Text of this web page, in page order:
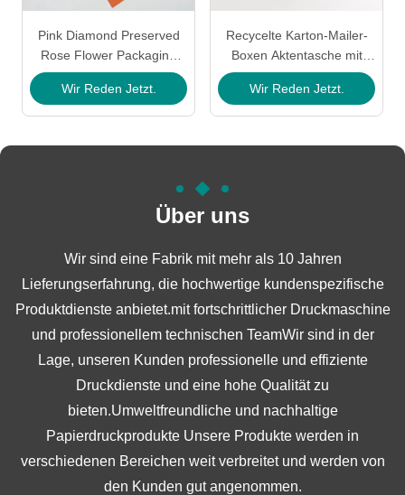
Pink Diamond Preserved
Rose Flower Packaging
Boxes Bouquet Box
Handmade
Wir Reden Jetzt.
Recycelte Karton-Mailer-
Boxen Aktentasche mit
Griffband
Umweltfreundliche
bedruckte Mailer-Boxen
Wir Reden Jetzt.
Über uns
Wir sind eine Fabrik mit mehr als 10 Jahren
Lieferungserfahrung, die hochwertige kundenspezifische
Produktdienste anbietet.mit fortschrittlicher Druckmaschine
und professionellem technischen TeamWir sind in der
Lage, unseren Kunden professionelle und effiziente
Druckdienste und eine hohe Qualität zu
bieten.Umweltfreundliche und nachhaltige
Papierdruckprodukte Unsere Produkte werden in
verschiedenen Bereichen weit verbreitet und werden von
den Kunden gut angenommen.